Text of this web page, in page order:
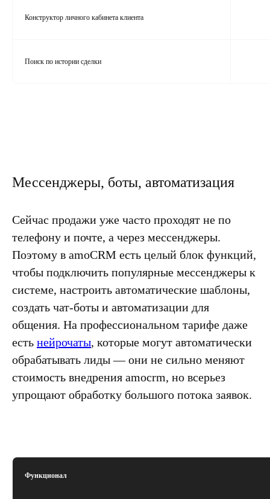
Конструктор личного кабинета клиента
Поиск по истории сделки
Мессенджеры, боты, автоматизация
Сейчас продажи уже часто проходят не по
телефону и почте, а через мессенджеры.
Поэтому в amoCRM есть целый блок функций,
чтобы подключить популярные мессенджеры к
системе, настроить автоматические шаблоны,
создать чат-боты и автоматизации для
общения. На профессиональном тарифе даже
есть нейрочаты, которые могут автоматически
обрабатывать лиды — они не сильно меняют
стоимость внедрения amocrm, но всерьез
упрощают обработку большого потока заявок.
Функционал